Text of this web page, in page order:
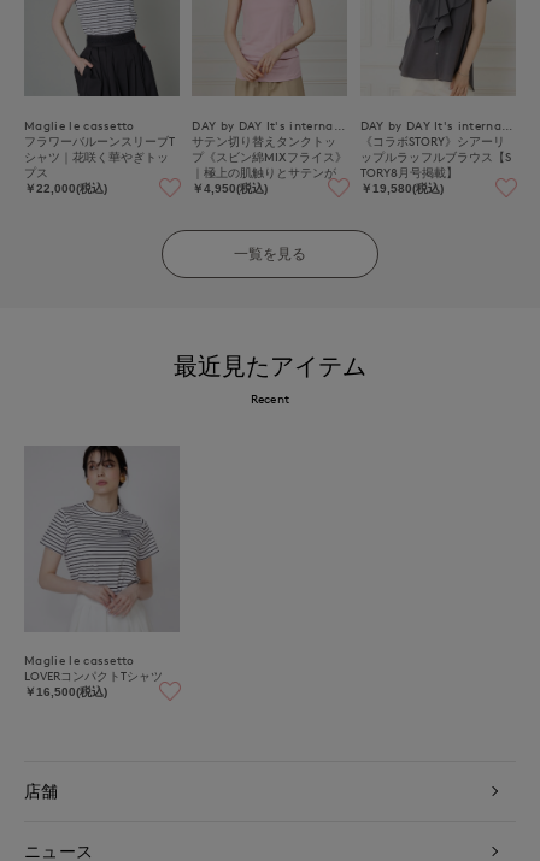
Maglie le cassetto
フラワーバルーンスリーブT
シャツ｜花咲く華やぎトッ
プス
￥22,000(税込)
サテン切り替えタンクトッ
プ《スビン綿MIXフライス》
｜極上の肌触りとサテンが
映える上品インナー
￥4,950(税込)
《コラボSTORY》シアーリ
ップルラッフルブラウス【S
TORY8月号掲載】
￥19,580(税込)
一覧を見る
最近見たアイテム
Recent
Maglie le cassetto
LOVERコンパクトTシャツ
￥16,500(税込)
店舗
ニュース